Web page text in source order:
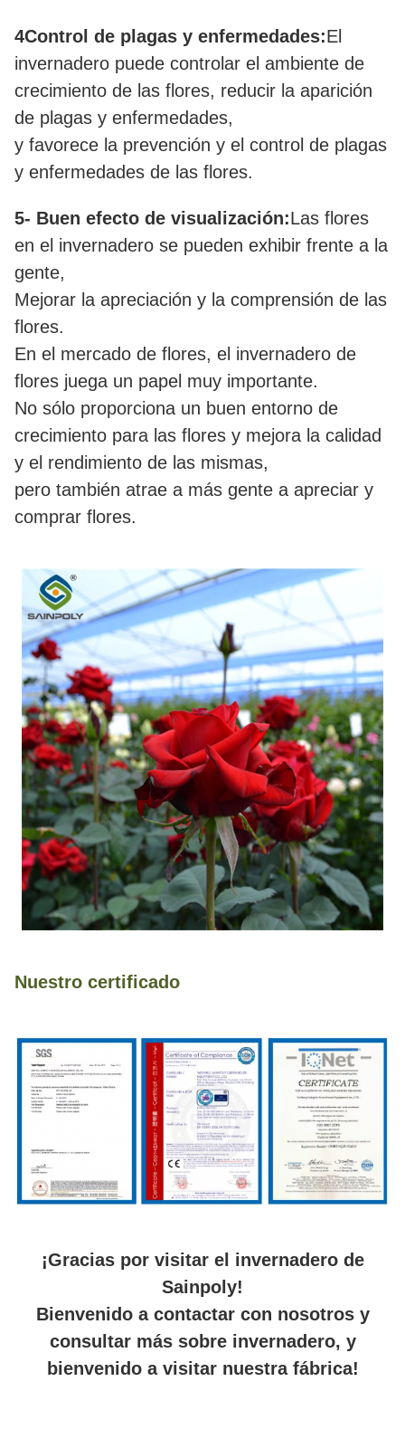
4Control de plagas y enfermedades:El
invernadero puede controlar el ambiente de
crecimiento de las flores, reducir la aparición
de plagas y enfermedades,
y favorece la prevención y el control de plagas
y enfermedades de las flores.
5- Buen efecto de visualización:Las flores
en el invernadero se pueden exhibir frente a la
gente,
Mejorar la apreciación y la comprensión de las
flores.
En el mercado de flores, el invernadero de
flores juega un papel muy importante.
No sólo proporciona un buen entorno de
crecimiento para las flores y mejora la calidad
y el rendimiento de las mismas,
pero también atrae a más gente a apreciar y
comprar flores.
Nuestro certificado
¡Gracias por visitar el invernadero de
Sainpoly!
Bienvenido a contactar con nosotros y
consultar más sobre invernadero, y
bienvenido a visitar nuestra fábrica!